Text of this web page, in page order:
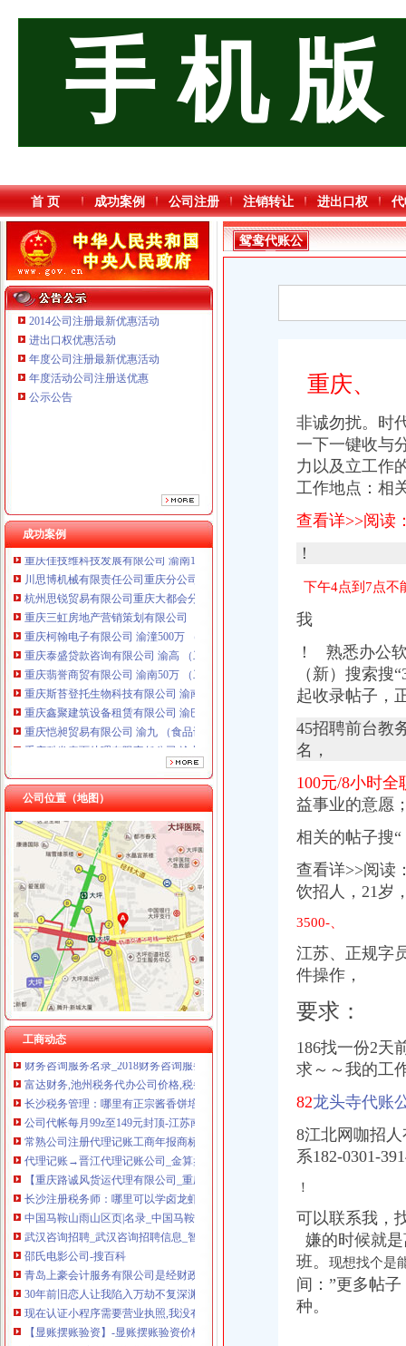
手 机 版
首 页 成功案例 公司注册 注销转让 进出口权
2014公司注册最新优惠活动
进出口权优惠活动
年度公司注册最新优惠活动
年度活动公司注册送优惠
公示公告
成功案例
重庆三虹房地产营销策划有限公司
重庆恺昶贸易有限公司 渝九 （食品许可证）
重庆科发表面处理有限责任公司 渝北800万 （进出口权）
重庆佳技维科技发展有限公司 渝南100万 （进出口权）
川思博机械有限责任公司重庆分公司 渝江 （工商注册）
杭州思锐贸易有限公司重庆大都会分公司 渝中 工商注册
重庆三虹房地产营销策划有限公司
重庆柯翰电子有限公司 渝潼500万 （进出口权）
重庆泰盛贷款咨询有限公司 渝高 （工商注册）
重庆翡誉商贸有限公司 渝南50万 （工商注册）
重庆斯苔登托生物科技有限公司 渝南10万 （工商注册）
重庆鑫聚建筑设备租赁有限公司 渝巴3万 （工商注册）
重庆恺昶贸易有限公司 渝九 （食品许可证）
重庆科发表面处理有限责任公司 渝北800万 （进出口权）
川思博机械有限责任公司重庆分公司 渝江 （工商注册）
杭州思锐贸易有限公司重庆大都会分公司 渝中 工商注册
公司位置（地图）
工商动态
鸳鸯代账公司
香港百家姓百福底鸳鸯双姓氏红包袋利是封创意结合体你我他她靓_团
【2015收购紫砂壶昆山德正有限公司】价格,厂家,瓷器工艺品-搜了网
（南京/无锡/苏州/杭州/上海/绍兴）+乌镇双卧八日_国内游_陕西海外
【招聘信息_2017年新招聘信息_人才招聘】-【电梯】-baixing.com
优惠价注册公司、代账、一般纳税人认_十堰工商注册_十堰列表网
【重庆火星物流有限公司（MARS）】-同城快递-重庆赶集网
合肥政务区东流路周边新公司注册老会计代账上门取票找会计到
财务咨询服务名录_2018财务咨询服务企业页大全_商务联盟网
富达财务,池州税务代办公司价格,税务代办公司_铜陵市富达财务代
长沙税务管理：哪里有正宗酱香饼培训-长沙爱问分类
公司代帐每月99z至149元封顶-江苏南京会计审计信息
常熟公司注册代理记账工商年报商标注册财务咨询淘宝企业【今日推
代理记账→晋江代理记账公司_金算盘会计培训•财务_金泉网
【重庆路诚风货运代理有限公司_重庆路诚风货运代理有限公司】-国内
长沙注册税务师：哪里可以学卤龙虾长沙正宗卤龙虾技术培训-长沙爱
中国马鞍山雨山区页|名录_中国马鞍山雨山区公司|厂家-八方资源马
武汉咨询招聘_武汉咨询招聘信息_智联武汉招聘网_找工作求职_智联招
邵氏电影公司-搜百科
青岛上豪会计服务有限公司是经财政局批准成立-山东青岛会计审计信息
30年前旧恋人让我陷入万劫不复深渊_网易新闻
现在认证小程序需要营业执照,我没有实体,怎么可以办一个营业执
【显账摆账验资】-显账摆账验资价格|批发-显账摆账验资
实业与资本“离纠纷”湖北天峡鲟业上市浮沉记_新浪新闻
鸳鸯代账公
司
重庆、
非诚勿扰。时
一下一键收与
力以及 立工作
工作地点：相
查看详>>阅读
！
下午4点到7点不
我
！ 熟悉办公
（新）搜索搜
起收录帖子，
45招聘前台教
名，
100元/8小时全
益事业的意愿
相关的帖子搜“
查看详>>阅读
饮招人，21岁
3500-、
江苏、正规字
件操作，
要求：
186找一份2天
求～～我的工
82龙头寺代账
8江北网咖招
系182-0301-
！
可以联系我，
嫌的时候就
班。
现想找个是
间 ：”更多帖
种。